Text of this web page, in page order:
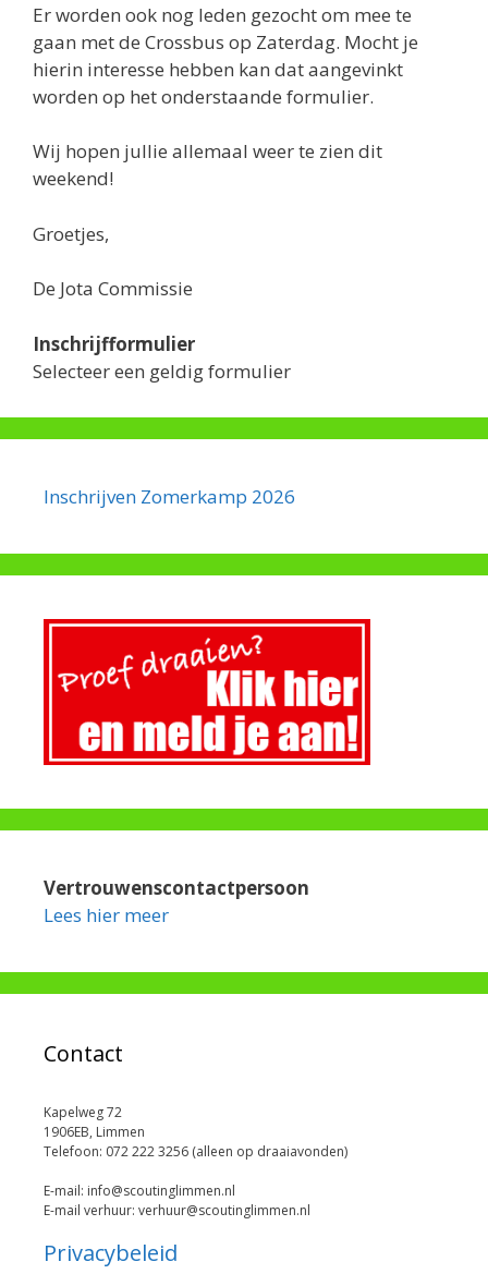
Er worden ook nog leden gezocht om mee te
gaan met de Crossbus op Zaterdag. Mocht je
hierin interesse hebben kan dat aangevinkt
worden op het onderstaande formulier.
Wij hopen jullie allemaal weer te zien dit
weekend!
Groetjes,
De Jota Commissie
Inschrijfformulier
Selecteer een geldig formulier
Inschrijven Zomerkamp 2026
Vertrouwenscontactpersoon
Lees hier meer
Contact
Kapelweg 72
1906EB, Limmen
Telefoon: 072 222 3256 (alleen op draaiavonden)
E-mail: info@scoutinglimmen.nl
E-mail verhuur: verhuur@scoutinglimmen.nl
Privacybeleid